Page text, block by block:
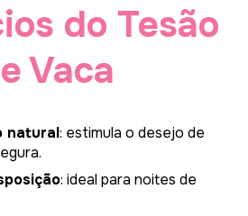
do Tesão
Vaca
natural: estimula o desejo de
: ideal para noites de